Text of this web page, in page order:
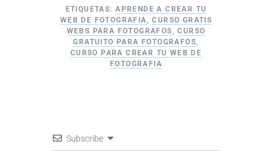
ETIQUETAS: APRENDE A CREAR TU
WEB DE FOTOGRAFIA ,CURSO GRATIS
WEBS PARA FOTOGRAFOS ,CURSO
GRATUITO PARA FOTOGRAFOS,
CURSO PARA CREAR TU WEB DE
FOTOGRAFIA
Subscribe